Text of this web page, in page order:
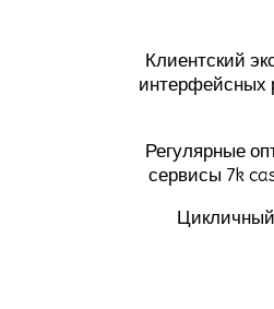
Клиентский
интерфейсных
Регулярные
сервисы 7k
Цикличный